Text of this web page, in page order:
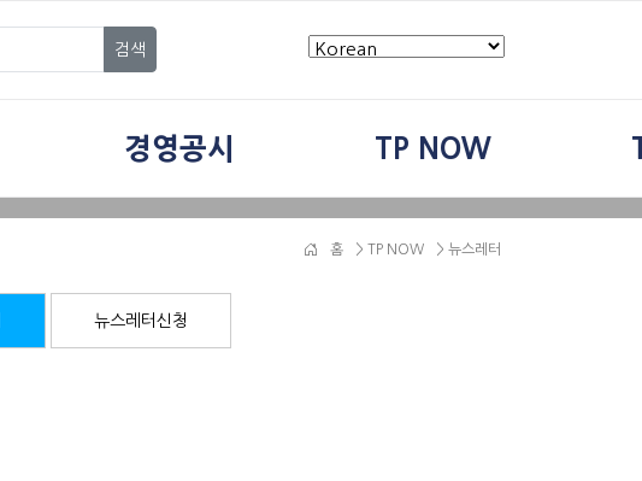
검색
경영공시 TP NOW
> 뉴스레터
> TP NOW
홈
뉴스레터신청